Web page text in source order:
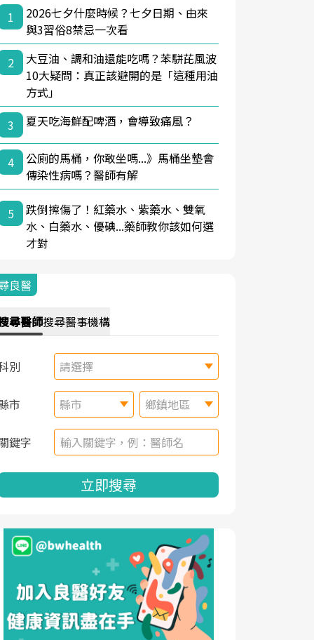
1
2026七夕什麼時候？七夕日期、由來
與3習俗8禁忌一次看
2
大豆油、調和油還能吃嗎？苯駢芘風波
10大疑問：真正該避開的是「這種用油
方式」
3
夏天吃海鮮配啤酒，會導致痛風？
4
公廁的馬桶，你敢坐嗎...》馬桶坐墊會
傳染性病嗎？醫師有解
5
跌倒擦傷了！紅藥水、紫藥水、雙氧
水、白藥水、優碘...藥師教你該如何選
才對
良醫
尋醫師搜尋醫事機構
別 請選擇
市 縣市 鄉鎮地區
鍵字
立即搜尋